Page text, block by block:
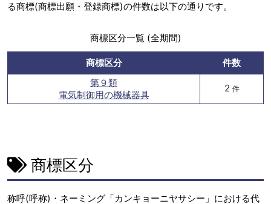
る商標(商標出願・登録商標)の件数は以下の通りです。
商標区分一覧 (全期間)
商標区分
件数
第９類
電気制御用の機械器具
2 件
商標区分
称呼(呼称)・ネーミング「カンキョーニヤサシー」における代